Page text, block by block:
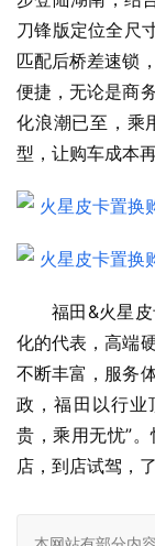
刀锋版定位全尺
匹配后桥差速锁
便捷，无论是商
化浪潮已至，乘
型，让购车成本
福田&火星
化的代表，高端
不断丰富，服务
政，福田以行业
贵，乘用无忧”
店，到店试驾，